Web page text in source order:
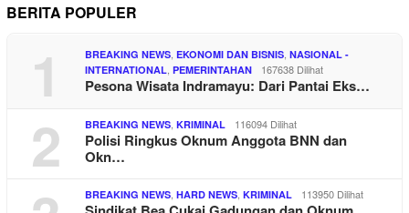
BERITA POPULER
1 BREAKING NEWS EKONOMI DAN BISNIS NASIONAL -
INTERNATIONAL PEMERINTAHAN 167638 Dilihat
Pesona Wisata Indramayu: Dari Pantai Eks…
2 BREAKING NEWS KRIMINAL 116094 Dilihat
Polisi Ringkus Oknum Anggota BNN dan
Okn…
BREAKING NEWS HARD NEWS KRIMINAL 113950 Dilihat